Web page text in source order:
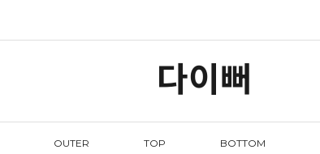
다이뻐
OUTER TOP BOTTOM